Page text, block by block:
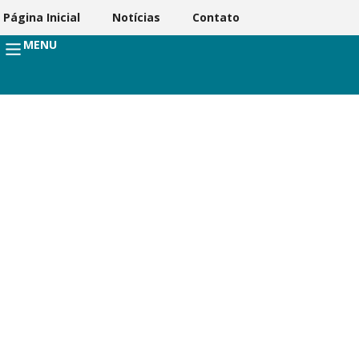
Página Inicial Notícias Contato
MENU